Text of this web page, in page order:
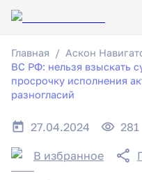
Главная Аскон
ВС РФ: нельзя взыскать
просрочку исполнения
разногласий
27.04.2024 281
В избранное